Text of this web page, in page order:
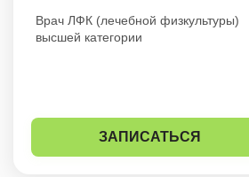
Врач ЛФК (лечебной физкультуры)
высшей категории
ЗАПИСАТЬСЯ